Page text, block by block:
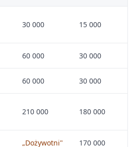
30 000 15 000
60 000 30 000
60 000 30 000
210 000 180 000
„Dożywotni" 170 000